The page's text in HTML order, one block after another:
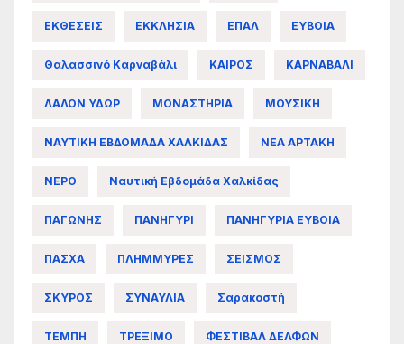
ΕΚΘΕΣΕΙΣ ΕΚΚΛΗΣΙΑ ΕΠΑΛ ΕΥΒΟΙΑ
Θαλασσινό Καρναβάλι ΚΑΙΡΟΣ ΚΑΡΝΑΒΑΛΙ
ΛΑΛΟΝ ΥΔΩΡ ΜΟΝΑΣΤΗΡΙΑ ΜΟΥΣΙΚΗ
ΝΑΥΤΙΚΗ ΕΒΔΟΜΑΔΑ ΧΑΛΚΙΔΑΣ ΝΕΑ ΑΡΤΑΚΗ
ΝΕΡΟ Ναυτική Εβδομάδα Χαλκίδας
ΠΑΓΩΝΗΣ ΠΑΝΗΓΥΡΙ ΠΑΝΗΓΥΡΙΑ ΕΥΒΟΙΑ
ΠΑΣΧΑ ΠΛΗΜΜΥΡΕΣ ΣΕΙΣΜΟΣ
ΣΚΥΡΟΣ ΣΥΝΑΥΛΙΑ Σαρακοστή
ΤΕΜΠΗ ΤΡΕΞΙΜΟ ΦΕΣΤΙΒΑΛ ΔΕΛΦΩΝ